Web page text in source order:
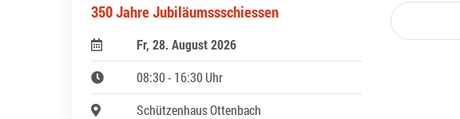
350 Jahre Jubiläumssschiessen
Fr, 28. August 2026
08:30 - 16:30 Uhr
Schützenhaus Ottenbach